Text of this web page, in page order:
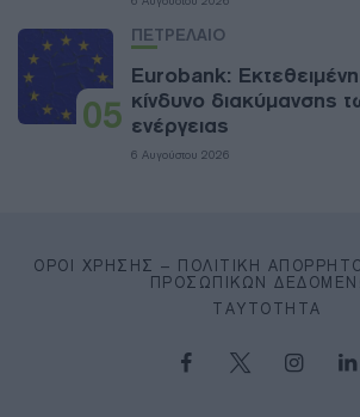
05
ΠΕΤΡΕΛΑΙΟ
Eurobank:
κίνδυνο διακύμανσης
ενέργειας
6 Αυγούστου 2026
ΌΡΟΙ ΧΡΉΣΗΣ – ΠΟΛΙΤΙΚΉ
ΠΡΟΣΩΠΙΚΏΝ
ΤΑΥΤΌΤΗΤΑ